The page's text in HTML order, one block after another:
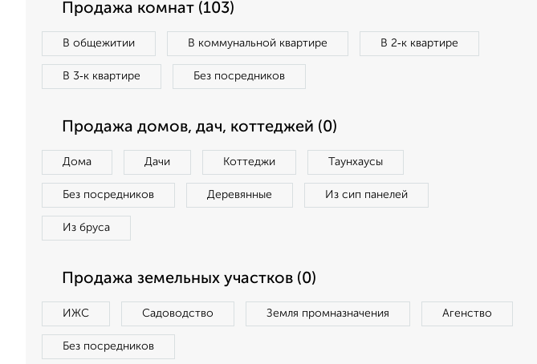
Продажа комнат (103)
В общежитии В коммунальной квартире В 2‑к квартире
В 3‑к квартире Без посредников
Продажа домов, дач, коттеджей (0)
Дома Дачи Коттеджи Таунхаусы
Без посредников Деревянные Из сип панелей
Из бруса
Продажа земельных участков (0)
ИЖС Садоводство Земля промназначения Агенство
Без посредников